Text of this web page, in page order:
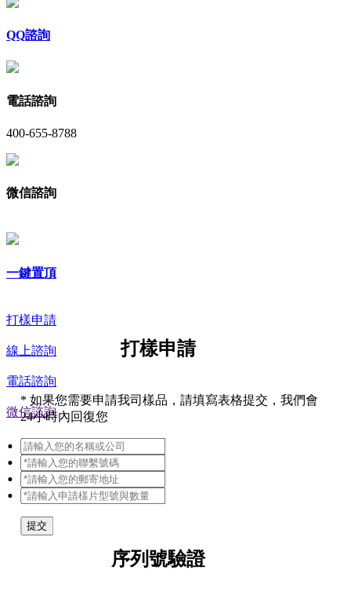
QQ諮詢
電話諮詢
400-655-8788
微信諮詢
一鍵置頂
打樣申請
線上諮詢
電話諮詢
微信諮詢
打樣申請
* 如果您需要申請我司樣品，請填寫表格提交，我們會
24小時內回復您
提交
序列號驗證